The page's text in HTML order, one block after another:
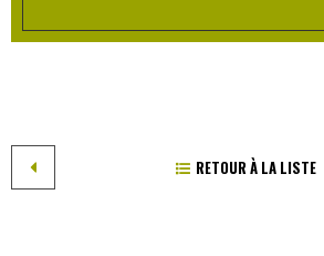
RETOUR À LA LISTE